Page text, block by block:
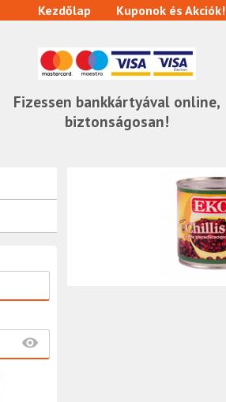
Fizessen bankkártyával online,
biztonságosan!
Kezdőlap Kuponok és Akciók!